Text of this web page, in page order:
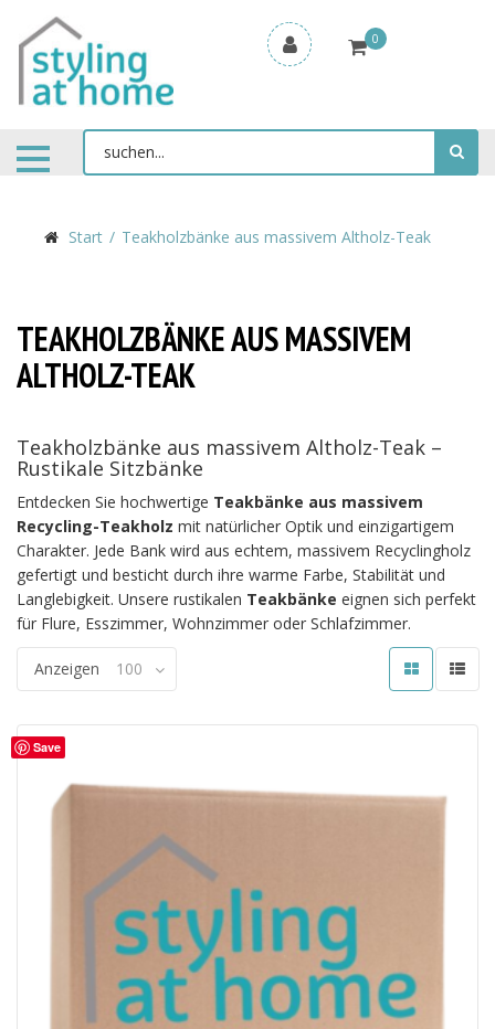
0
Start Teakholzbänke aus massivem Altholz-Teak
TEAKHOLZBÄNKE AUS MASSIVEM
ALTHOLZ-TEAK
Teakholzbänke aus massivem Altholz-Teak –
Rustikale Sitzbänke
Entdecken Sie hochwertige Teakbänke aus massivem
Recycling-Teakholz mit natürlicher Optik und einzigartigem
Charakter. Jede Bank wird aus echtem, massivem Recyclingholz
gefertigt und besticht durch ihre warme Farbe, Stabilität und
Langlebigkeit. Unsere rustikalen Teakbänke eignen sich perfekt
für Flure, Esszimmer, Wohnzimmer oder Schlafzimmer.
Anzeigen 100
Save